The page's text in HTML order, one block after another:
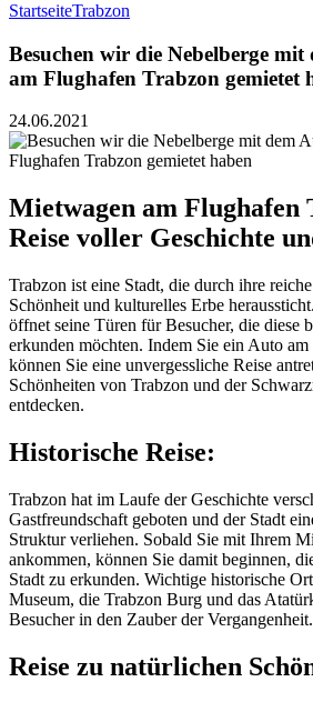
StartseiteTrabzon
Besuchen wir die Nebelberge
am Flughafen Trabzon gemietet
24.06.2021
Mietwagen am Flughafen
Reise voller Geschichte
Trabzon ist eine Stadt, die durch ihre
Schönheit und kulturelles Erbe
öffnet seine Türen für Besucher, die diese
erkunden möchten. Indem Sie ein Auto
können Sie eine unvergessliche Reise
Schönheiten von Trabzon und der
entdecken.
Historische Reise:
Trabzon hat im Laufe der Geschichte
Gastfreundschaft geboten und der Stadt
Struktur verliehen. Sobald Sie mit Ihrem
ankommen, können Sie damit beginnen,
Stadt zu erkunden. Wichtige historische
Museum, die Trabzon Burg und das
Besucher in den Zauber der Vergangenheit.
Reise zu natürlichen